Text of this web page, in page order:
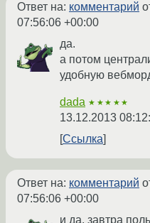
Ответ на: комментарий
07:56:06 +00:00
да.
а потом
удобную
dada ★★★★★
13.12.2013
Ссылка
Ответ на: комментарий
07:56:06 +00:00
и да, завтра